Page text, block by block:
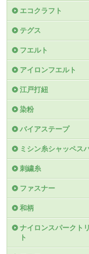
エコクラフト
テグス
フエルト
アイロンフエルト
江戸打紐
染粉
バイアステープ
ミシン糸シャッペス
刺繍糸
ファスナー
和柄
ナイロンスパークト
ト